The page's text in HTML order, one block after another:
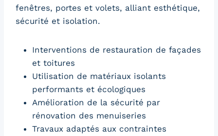
fenêtres, portes et volets, alliant esthétique,
sécurité et isolation.
Interventions de restauration de façades
et toitures
Utilisation de matériaux isolants
performants et écologiques
Amélioration de la sécurité par
rénovation des menuiseries
Travaux adaptés aux contraintes